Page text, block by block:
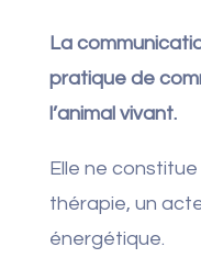
La
pratique de
l’animal vivant.
Elle ne
thérapie, un
énergétique.